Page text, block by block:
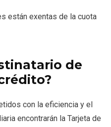
están exentas de la cuota
de
con la eficiencia y el
encontrarán la Tarjeta de